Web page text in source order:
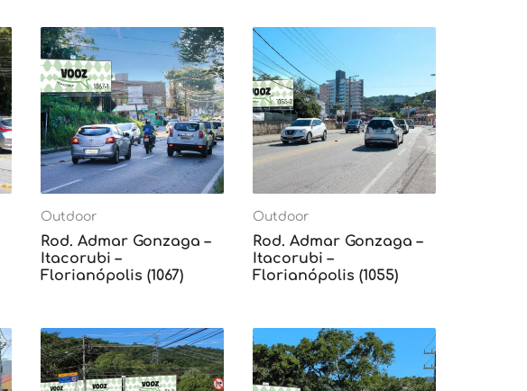
Outdoor
Rod. Admar Gonzaga –
Itacorubi –
Florianópolis (1067)
Outdoor
Rod. Admar Gonzaga –
Itacorubi –
Florianópolis (1055)